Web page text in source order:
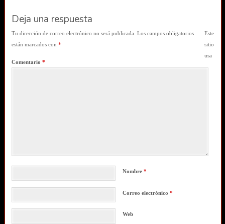
Deja una respuesta
Tu dirección de correo electrónico no será publicada. Los campos obligatorios
están marcados con *
Comentario *
Nombre *
Correo electrónico *
Web
Este
sitio
usa